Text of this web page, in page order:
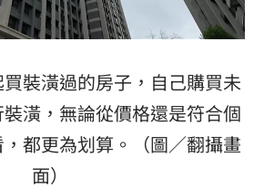
裝潢過的房子，自己購買未
潢，無論從價格還是符合個
都更為划算。（圖／翻攝畫
面）